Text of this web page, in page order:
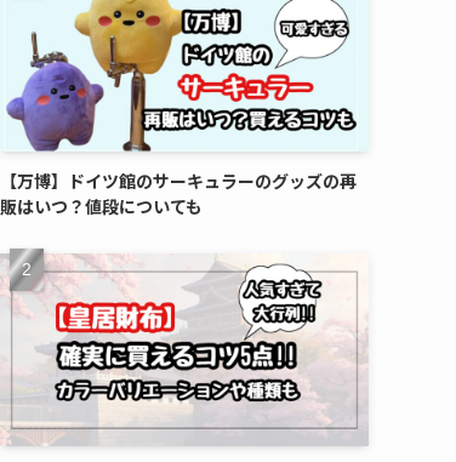
【万博】ドイツ館のサーキュラーのグッズの再
販はいつ？値段についても